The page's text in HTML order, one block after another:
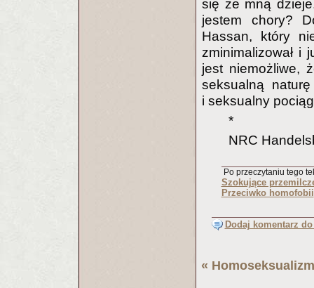
się ze mną
jestem chory?
Hassan, który
zminimalizował i
jest niemożliwe,
seksualną
i seksualny
*
NRC
Po przeczytaniu tego
Szokujące
Przeciwko homofobii
Dodaj komentarz
« Homoseksualizm